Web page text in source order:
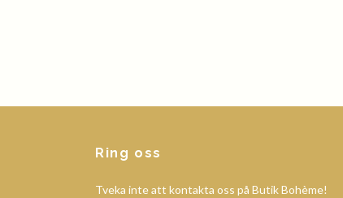
Ring oss
Tveka inte att kontakta oss på Butik Bohème!